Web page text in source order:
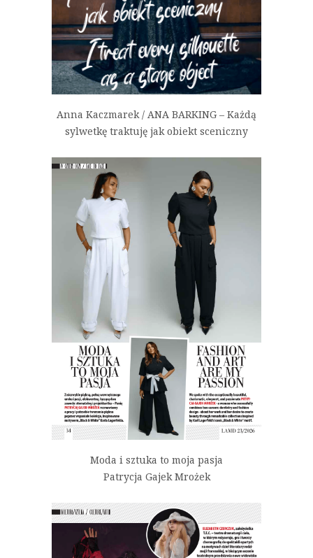
Anna Kaczmarek / ANA BARKING – Każdą
sylwetkę traktuję jak obiekt sceniczny
Moda i sztuka to moja pasja
Patrycja Gajek Mrożek